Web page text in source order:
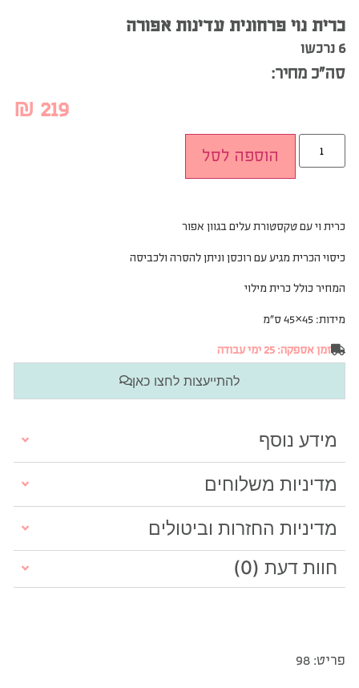
כרית נוי פרחונית עדינות אפורה
6 נרכשו
סה”כ מחיר:
₪ 219
הוספה לסל
כרית וי עם טקסטורת עלים בגוון אפור
כיסוי הכרית מגיע עם רוכסן וניתן להסרה ולכביסה
המחיר כולל כרית מילוי
מידות: 45×45 ס”מ
זמן אספקה: 25 ימי עבודה
להתייעצות לחצו כאן
מידע נוסף
מדיניות משלוחים
מדיניות החזרות וביטולים
חוות דעת (0)
פריט: 98